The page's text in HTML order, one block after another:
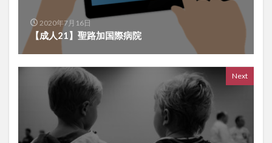
2020年7月16日
【成人21】聖路加国際病院
Next